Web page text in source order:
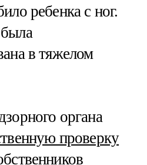
ребенка с ног.
в тяжелом
органа
проверку